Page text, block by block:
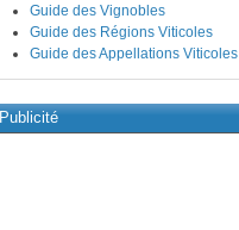
Guide des Vignobles
Guide des Régions Viticoles
Guide des Appellations Viticoles
Publicité